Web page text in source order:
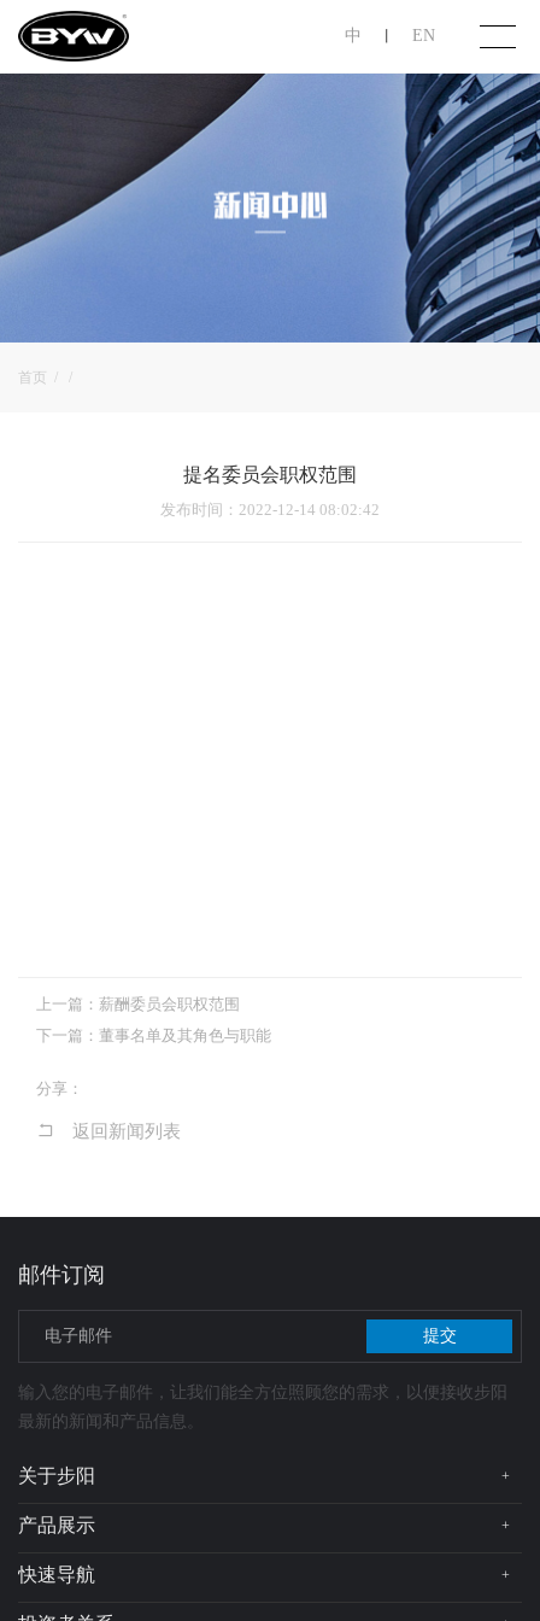
中 EN
首页 / /
提名委员会职权范围
发布时间 ：2022-12-14 08:02:42
上一篇： 薪酬委员会职权范围
下一篇： 董事名单及其角色与职能
分享：
返回新闻列表
邮件订阅
提交
输入您的电子邮件，让我们能全方位照顾您的需求，以便接收步阳
最新的新闻和产品信息。
关于步阳 +
公司简介
产品展示 +
步阳轮毂
快速导航 +